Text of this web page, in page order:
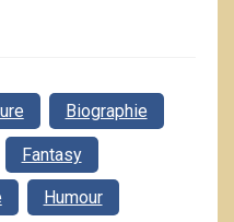
Biographie
Fantasy
Humour